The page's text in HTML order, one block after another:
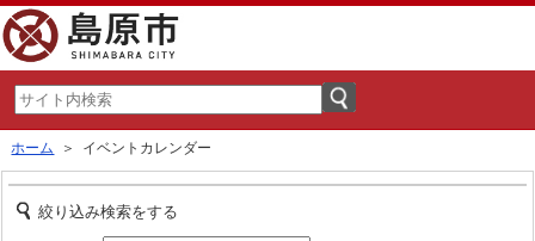
ホーム ＞ イベントカレンダー
絞り込み検索をする